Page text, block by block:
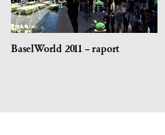
BaselWorld 2011 – raport